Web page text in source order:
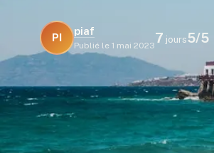
PI
piaf
Publié le 1 mai 2023
7 jours5/5